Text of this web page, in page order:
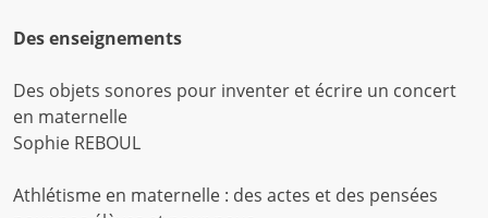
Des enseignements
Des objets sonores pour inventer et écrire un concert
en maternelle
Sophie REBOUL
Athlétisme en maternelle : des actes et des pensées